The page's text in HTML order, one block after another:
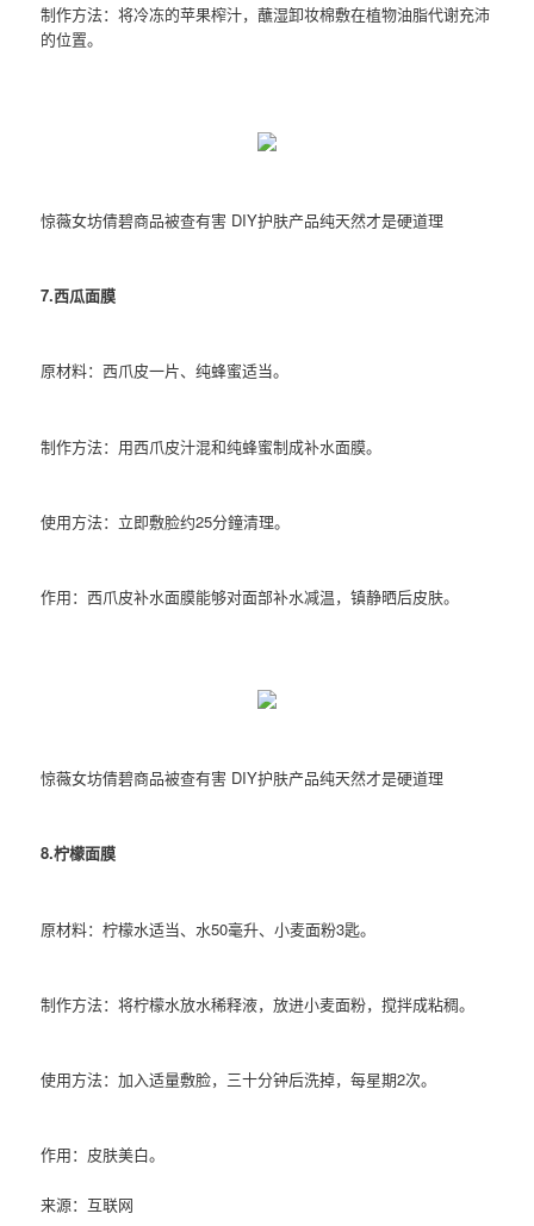
制作方法：将冷冻的苹果榨汁，蘸湿卸妆棉敷在植物油脂代谢充沛
的位置。
惊薇女坊倩碧商品被查有害 DIY护肤产品纯天然才是硬道理
7.西瓜面膜
原材料：西爪皮一片、纯蜂蜜适当。
制作方法：用西爪皮汁混和纯蜂蜜制成补水面膜。
使用方法：立即敷脸约25分鐘清理。
作用：西爪皮补水面膜能够对面部补水减温，镇静晒后皮肤。
惊薇女坊倩碧商品被查有害 DIY护肤产品纯天然才是硬道理
8.柠檬面膜
原材料：柠檬水适当、水50毫升、小麦面粉3匙。
制作方法：将柠檬水放水稀释液，放进小麦面粉，搅拌成粘稠。
使用方法：加入适量敷脸，三十分钟后洗掉，每星期2次。
作用：皮肤美白。
来源：互联网